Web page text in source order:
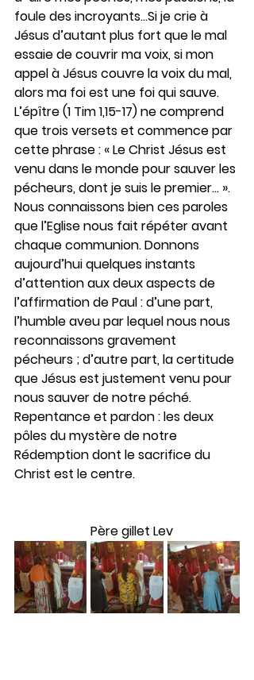
foule des incroyants…Si je crie à
Jésus d’autant plus fort que le mal
essaie de couvrir ma voix, si mon
appel à Jésus couvre la voix du mal,
alors ma foi est une foi qui sauve.
L’épître (1 Tim 1,15-17) ne comprend
que trois versets et commence par
cette phrase : « Le Christ Jésus est
venu dans le monde pour sauver les
pécheurs, dont je suis le premier… ».
Nous connaissons bien ces paroles
que l’Eglise nous fait répéter avant
chaque communion. Donnons
aujourd’hui quelques instants
d’attention aux deux aspects de
l’affirmation de Paul : d’une part,
l’humble aveu par lequel nous nous
reconnaissons gravement
pécheurs ; d’autre part, la certitude
que Jésus est justement venu pour
nous sauver de notre péché.
Repentance et pardon : les deux
pôles du mystère de notre
Rédemption dont le sacrifice du
Christ est le centre.
                        Père gillet Lev